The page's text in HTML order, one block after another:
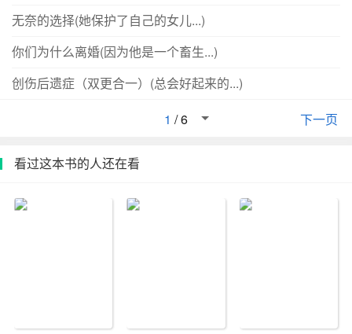
无奈的选择(她保护了自己的女儿...)
你们为什么离婚(因为他是一个畜生...)
创伤后遗症（双更合一）(总会好起来的...)
下一页
1 /6
看过这本书的人还在看